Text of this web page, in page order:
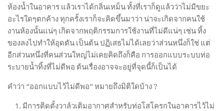
ห้องน้ำในอาคาร แล้วเราได้กลิ่นเหม็น ทั้งที่เราก็ดูแล้วว่าไม่มีขยะ
อะไรใดๆตกค้าง ทุกครั้งเราก็จะคิดขึ้นมาว่า น่าจะเกิดจากคนใช้
งานห้องนั้นแน่ๆ เกิดจากพฤติกรรมการใช้งานที่ไม่ดีแน่ๆ เช่น ทิ้ง
ของลงไปทำให้อุดตัน เป็นต้น ปฏิเสธไม่ได้เลยว่าส่วนหนึ่งก็ใช่ แต่
อีกส่วนหนึ่งที่คนส่วนใหญ่ไม่เคยคิดถึงก็คือ การออกแบบระบบท่อ
ระบายน้ำทิ้งที่ไม่ดีพอ ต้นเรื่องอาจจะอยู่ที่จุดนี้ก็เป็นได้
คำว่า “ออกแบบไว้ไม่ดีพอ” หมายถึงมิติใดบ้าง ?
มีการติดตั้งวาล์วเติมอากาศสำหรับท่อโสโครกในอาคารไว้ไม่